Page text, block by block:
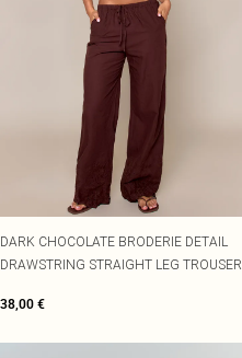
DARK CHOCOLATE BRODERIE DETAIL
DRAWSTRING STRAIGHT LEG TROUSER
38,00 €